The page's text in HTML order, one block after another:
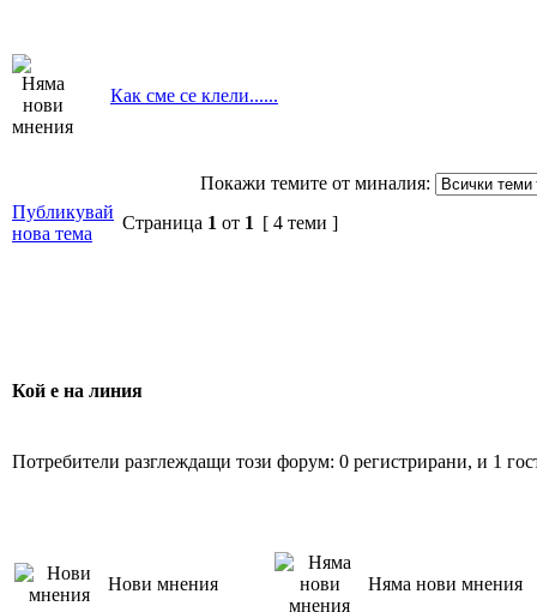
Как сме се клели......
Покажи темите от миналия:
Публикувай
нова тема
Страница 1 от 1 [ 4 теми ]
Кой е на линия
Потребители разглеждащи този форум: 0 регистрирани, и 1
Нови мнения Няма нови мнения